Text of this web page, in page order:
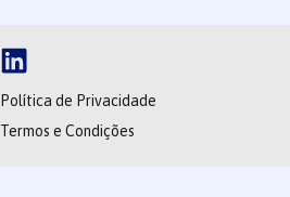
Política de Privacidade
Termos e Condições